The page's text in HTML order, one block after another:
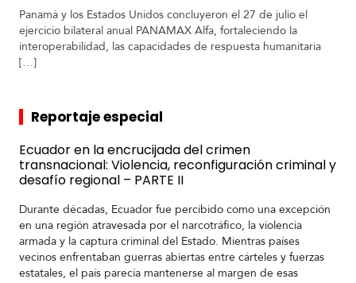
Panamá y los Estados Unidos concluyeron el 27 de julio el
ejercicio bilateral anual PANAMAX Alfa, fortaleciendo la
interoperabilidad, las capacidades de respuesta humanitaria
[…]
Reportaje especial
Ecuador en la encrucijada del crimen
transnacional: Violencia, reconfiguración criminal y
desafío regional – PARTE II
Durante décadas, Ecuador fue percibido como una excepción
en una región atravesada por el narcotráfico, la violencia
armada y la captura criminal del Estado. Mientras países
vecinos enfrentaban guerras abiertas entre cárteles y fuerzas
estatales, el país parecía mantenerse al margen de esas